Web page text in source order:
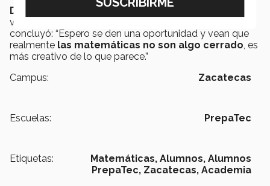
Denisse Garnica invita
vivido este tipo de experiencias,
concluyó: “Espero se den una oportunidad y vean que
realmente las matemáticas no son algo cerrado, es
más creativo de lo que parece.”
Campus:
Zacatecas
Escuelas: PrepaTec
Etiquetas: Matemáticas, Alumnos, Alumnos
PrepaTec, Zacatecas, Academia